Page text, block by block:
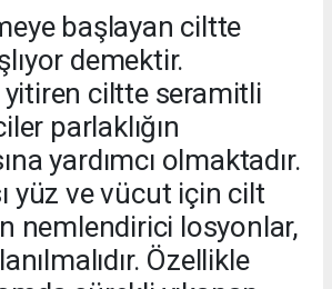
başlayan ciltte
demektir.
yitiren ciltte seramitli
parlaklığın
yardımcı olmaktadır.
yüz ve vücut için cilt
nemlendirici losyonlar,
Özellikle